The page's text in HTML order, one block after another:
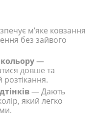
м’яке ковзання
без зайвого
—
довше та
— Дають
який легко